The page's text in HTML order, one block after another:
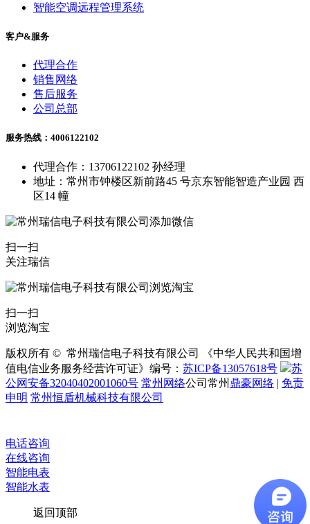
智能空调远程管理系统
客户&服务
代理合作
销售网络
售后服务
公司总部
服务热线：4006122102
代理合作：13706122102 孙经理
地址：常州市钟楼区新前路45 号京东智能智造产业园 西
区14 幢
扫一扫
关注瑞信
扫一扫
浏览淘宝
版权所有 © 常州瑞信电子科技有限公司 《中华人民共和国增
值电信业务服务经营许可证》编号： 苏ICP备13057618号
苏
公网安备32040402001060号 常州网络公司常州 鼎豪网络 | 免责
申明 常州恒盾机械科技有限公司
电话咨询
在线咨询
智能电表
智能水表
返回顶部